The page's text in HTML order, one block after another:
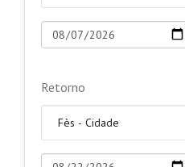
Retorno